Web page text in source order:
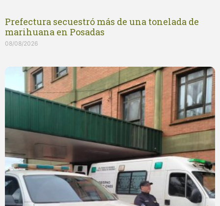
Prefectura secuestró más de una tonelada de
marihuana en Posadas
08/08/2026